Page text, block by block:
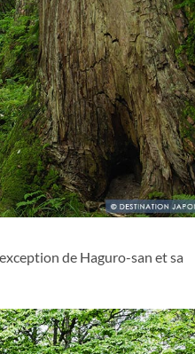
de Haguro-san et sa